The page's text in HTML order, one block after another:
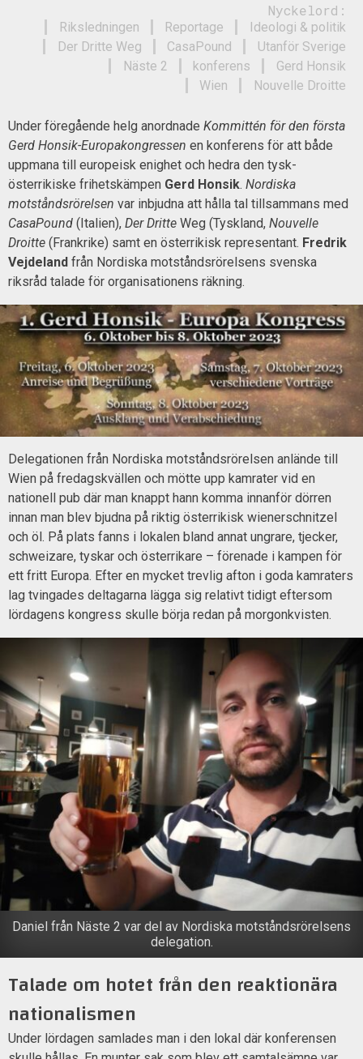
Nyckelord:
Ideologi & politik
Reportage
Riksledningen
Utanför Sverige
CasaPound
Der Dritte Weg
Gerd Honsik
konferens
Näste 2
Nouvelle Droitte
Wien
Under föregående helg anordnade Kommittén för den första
Gerd Honsik-Europakongressen en konferens för att både
uppmana till europeisk enighet och hedra den tysk-
österrikiske frihetskämpen Gerd Honsik. Nordiska
motståndsrörelsen var inbjudna att hålla tal tillsammans med
CasaPound (Italien), Der Dritte Weg (Tyskland, Nouvelle
Droitte (Frankrike) samt en österrikisk representant. Fredrik
Vejdeland från Nordiska motståndsrörelsens svenska
riksråd talade för organisationens räkning.
Delegationen från Nordiska motståndsrörelsen anlände till
Wien på fredagskvällen och mötte upp kamrater vid en
nationell pub där man knappt hann komma innanför dörren
innan man blev bjudna på riktig österrikisk wienerschnitzel
och öl. På plats fanns i lokalen bland annat ungrare, tjecker,
schweizare, tyskar och österrikare – förenade i kampen för
ett fritt Europa. Efter en mycket trevlig afton i goda kamraters
lag tvingades deltagarna lägga sig relativt tidigt eftersom
lördagens kongress skulle börja redan på morgonkvisten.
Daniel från Näste 2 var del av Nordiska motståndsrörelsens
delegation.
Talade om hotet från den reaktionära
nationalismen
Under lördagen samlades man i den lokal där konferensen